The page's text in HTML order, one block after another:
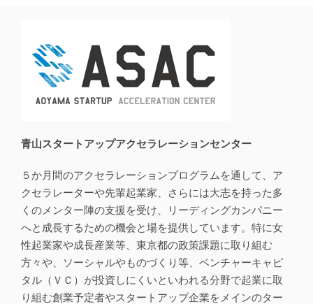
⻘⼭スタートアップアクセラレーションセンター
５か⽉間のアクセラレーションプログラムを通して、ア
クセラレーターや先輩起業家、さらには⼤志を持った多
くのメンター陣の⽀援を受け、リーディングカンパニー
へと成⻑するための機会と場を提供しています。特に⼥
性起業家や成⻑産業等、東京都の政策課題に取り組む
⽅々や、ソーシャルやものづくり等、ベンチャーキャピ
タル（ＶＣ）が投資しにくいといわれる分野で起業に取
り組む創業予定者やスタートアップ企業をメインのター